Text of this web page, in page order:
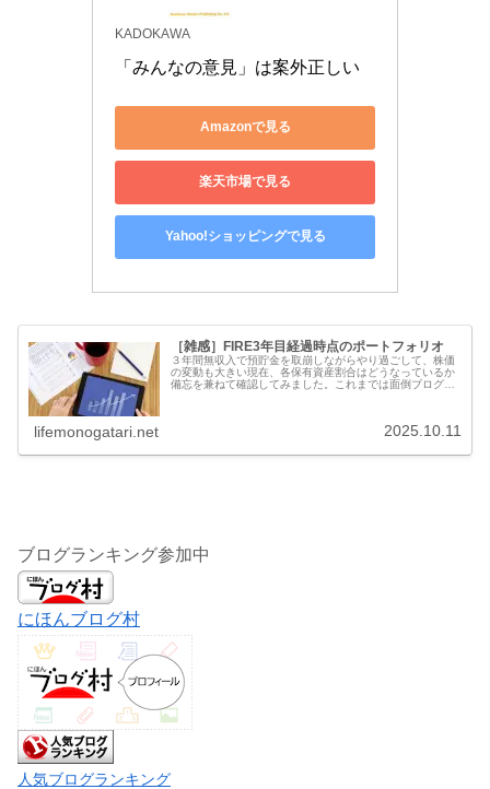
KADOKAWA
「みんなの意見」は案外正しい
Amazonで見る
楽天市場で見る
Yahoo!ショッピングで見る
［雑感］FIRE3年目経過時点のポートフォリオ
３年間無収入で預貯金を取崩しながらやり過ごして、株価
の変動も大きい現在、各保有資産割合はどうなっているか
備忘を兼ねて確認してみました。これまでは面倒ブログ主
lifemonogatari.net 2025.10.11
ブログランキング参加中
にほんブログ村
人気ブログランキング